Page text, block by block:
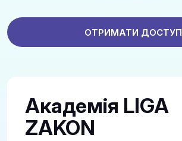
ОТРИМАТИ ДОСТУП
Академія LIGA
ZAKON